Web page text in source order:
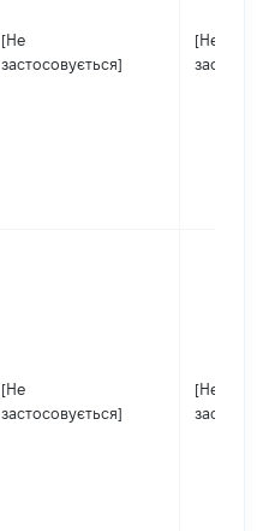
[Не
застосовується]
[Не
[Не
застосовується]
[Не